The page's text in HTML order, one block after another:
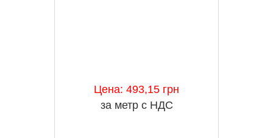
Цена: 493,15 грн
за метр с НДС